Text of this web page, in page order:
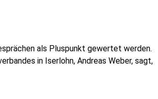
als Pluspunkt gewertet werden.
in Iserlohn, Andreas Weber, sagt,